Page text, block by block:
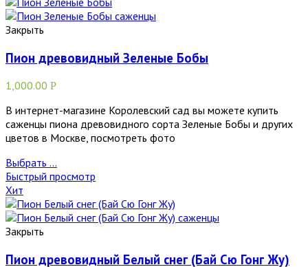
Закрыть
Пион древовидный Зеленые Бобы
1,000.00 Р
В интернет-магазине Королевский сад вы можете купить
саженцы пиона древовидного сорта Зеленые Бобы и других
цветов в Москве, посмотреть фото
Выбрать ...
Быстрый просмотр
Хит
Закрыть
Пион древовидный Белый снег (Бай Сю Гонг Жу)